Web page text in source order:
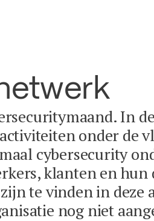
In
onder de
cybersecurity
klanten en hun
te vinden in deze
nog niet